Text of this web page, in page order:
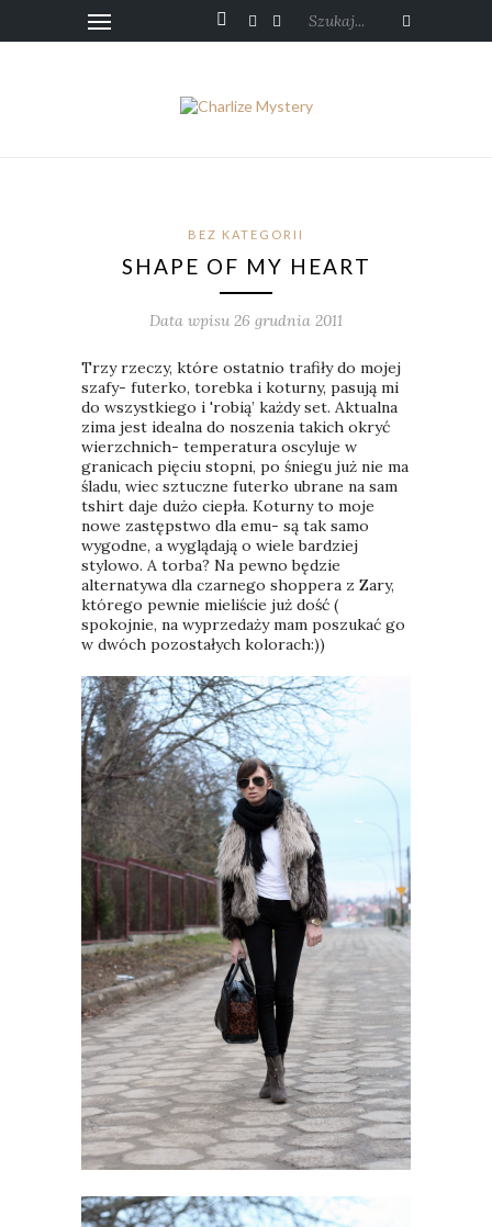
Szukaj...
BEZ KATEGORII
SHAPE OF MY HEART
Data wpisu 26 grudnia 2011
Trzy rzeczy, które ostatnio trafiły do mojej
szafy- futerko, torebka i koturny, pasują mi
do wszystkiego i 'robią’ każdy set. Aktualna
zima jest idealna do noszenia takich okryć
wierzchnich- temperatura oscyluje w
granicach pięciu stopni, po śniegu już nie ma
śladu, wiec sztuczne futerko ubrane na sam
tshirt daje dużo ciepła. Koturny to moje
nowe zastępstwo dla emu- są tak samo
wygodne, a wyglądają o wiele bardziej
stylowo. A torba? Na pewno będzie
alternatywa dla czarnego shoppera z Zary,
którego pewnie mieliście już dość (
spokojnie, na wyprzedaży mam poszukać go
w dwóch pozostałych kolorach:))